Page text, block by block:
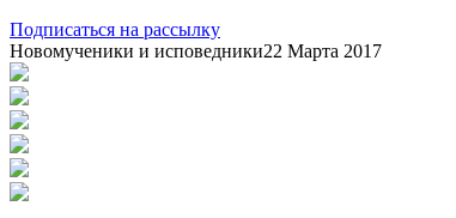
Подписаться на рассылку
Новомученики и исповедники22 Марта 2017